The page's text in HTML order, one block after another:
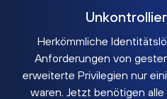
Herkömmliche
Anforderungen von
erweiterte Privilegien nur
waren. Jetzt benötigen